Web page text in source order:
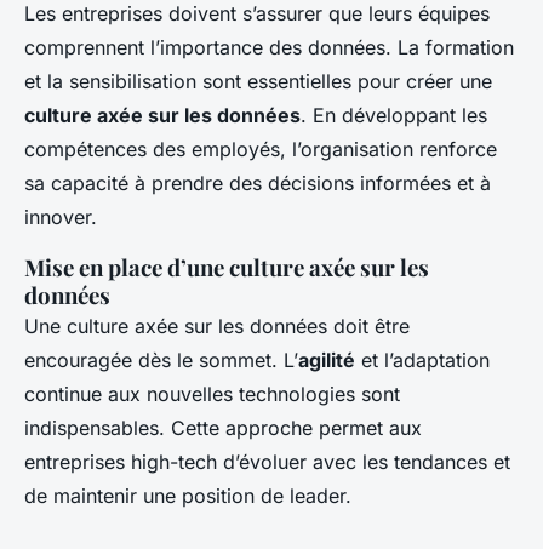
Les entreprises doivent s’assurer que leurs équipes
comprennent l’importance des données. La formation
et la sensibilisation sont essentielles pour créer une
culture axée sur les données. En développant les
compétences des employés, l’organisation renforce
sa capacité à prendre des décisions informées et à
innover.
Mise en place d’une culture axée sur les
données
Une culture axée sur les données doit être
encouragée dès le sommet. L’agilité et l’adaptation
continue aux nouvelles technologies sont
indispensables. Cette approche permet aux
entreprises high-tech d’évoluer avec les tendances et
de maintenir une position de leader.